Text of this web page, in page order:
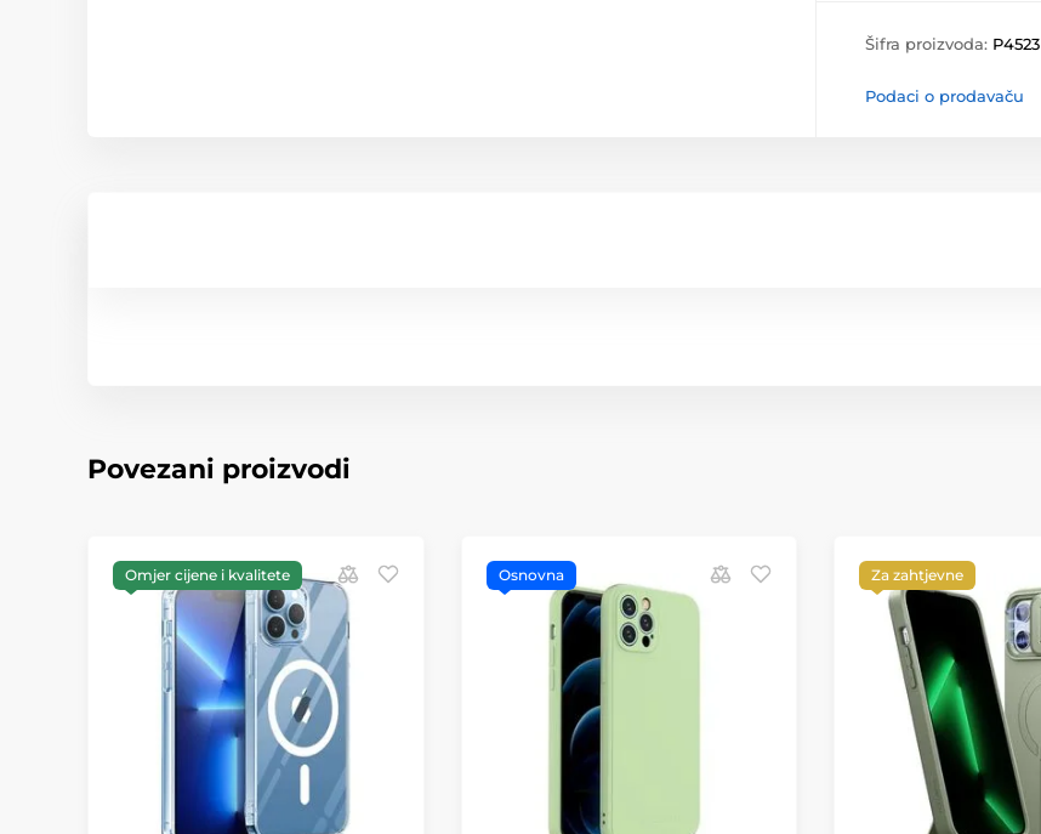
Šifra proizvoda: P4523
Podaci o prodavaču
Povezani proizvodi
Omjer cijene i kvalitete Osnovna Za zahtjevne